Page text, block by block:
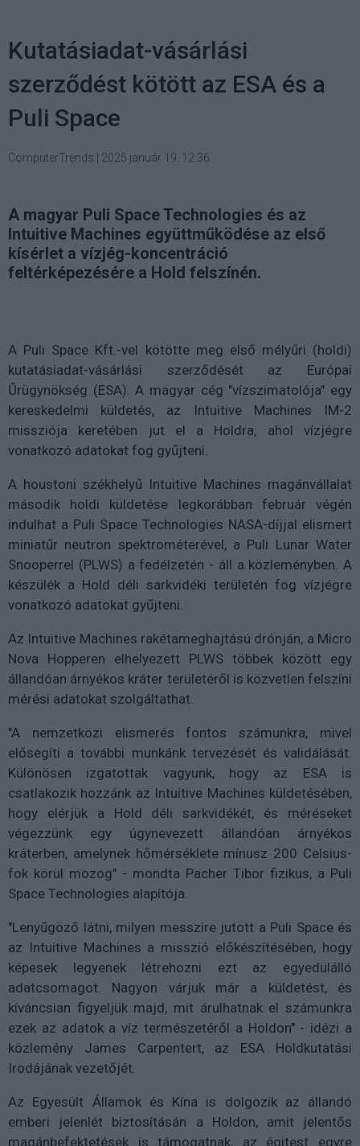
Kutatásiadat-vásárlási
szerződést kötött az ESA és a
Puli Space
ComputerTrends 2025 január 19. 12:36
A magyar Puli Space Technologies és az
Intuitive Machines együttműködése az első
kísérlet a vízjég-koncentráció
feltérképezésére a Hold felszínén.
A Puli Space Kft.-vel kötötte meg első mélyűri (holdi)
kutatásiadat-vásárlási szerződését az Európai
Űrügynökség (ESA). A magyar cég "vízszimatolója" egy
kereskedelmi küldetés, az Intuitive Machines IM-2
missziója keretében jut el a Holdra, ahol vízjégre
vonatkozó adatokat fog gyűjteni.
A houstoni székhelyű Intuitive Machines magánvállalat
második holdi küldetése legkorábban február végén
indulhat a Puli Space Technologies NASA-díjjal elismert
miniatűr neutron spektrométerével, a Puli Lunar Water
Snooperrel (PLWS) a fedélzetén - áll a közleményben. A
készülék a Hold déli sarkvidéki területén fog vízjégre
vonatkozó adatokat gyűjteni.
Az Intuitive Machines rakétameghajtású drónján, a Micro
Nova Hopperen elhelyezett PLWS többek között egy
állandóan árnyékos kráter területéről is közvetlen felszíni
mérési adatokat szolgáltathat.
"A nemzetközi elismerés fontos számunkra, mivel
elősegíti a további munkánk tervezését és validálását.
Különösen izgatottak vagyunk, hogy az ESA is
csatlakozik hozzánk az Intuitive Machines küldetésében,
hogy elérjük a Hold déli sarkvidékét, és méréseket
végezzünk egy úgynevezett állandóan árnyékos
kráterben, amelynek hőmérséklete mínusz 200 Celsius-
fok körül mozog" - mondta Pacher Tibor fizikus, a Puli
Space Technologies alapítója.
"Lenyűgöző látni, milyen messzire jutott a Puli Space és
az Intuitive Machines a misszió előkészítésében, hogy
képesek legyenek létrehozni ezt az egyedülálló
adatcsomagot. Nagyon várjuk már a küldetést, és
kíváncsian figyeljük majd, mit árulhatnak el számunkra
ezek az adatok a víz természetéről a Holdon" - idézi a
közlemény James Carpentert, az ESA Holdkutatási
Irodájának vezetőjét.
Az Egyesült Államok és Kína is dolgozik az állandó
emberi jelenlét biztosításán a Holdon, amit jelentős
magánbefektetések is támogatnak, az égitest egyre